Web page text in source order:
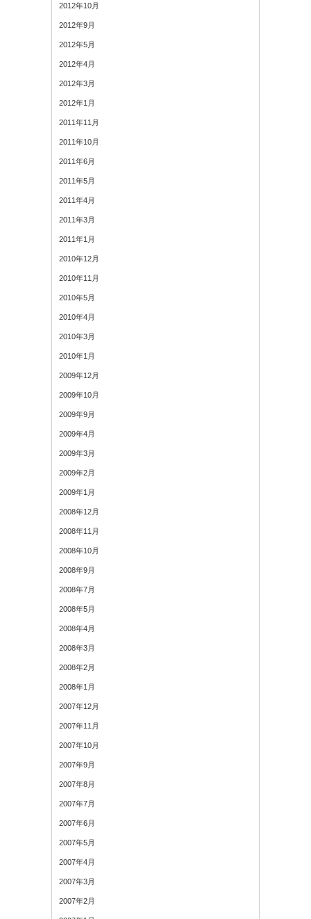
2012年10月
2012年9月
2012年5月
2012年4月
2012年3月
2012年1月
2011年11月
2011年10月
2011年6月
2011年5月
2011年4月
2011年3月
2011年1月
2010年12月
2010年11月
2010年5月
2010年4月
2010年3月
2010年1月
2009年12月
2009年10月
2009年9月
2009年4月
2009年3月
2009年2月
2009年1月
2008年12月
2008年11月
2008年10月
2008年9月
2008年7月
2008年5月
2008年4月
2008年3月
2008年2月
2008年1月
2007年12月
2007年11月
2007年10月
2007年9月
2007年8月
2007年7月
2007年6月
2007年5月
2007年4月
2007年3月
2007年2月